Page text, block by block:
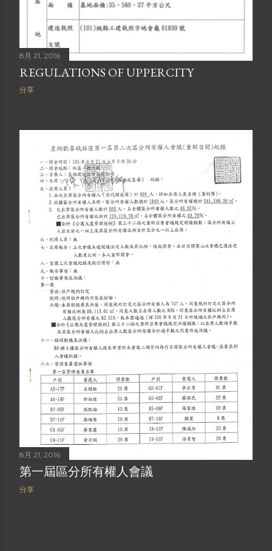
8月 21, 2016
REGULATIONS OF UPPERCITY
分享
8月 21, 2016
第一屆區分所有權人會議
分享